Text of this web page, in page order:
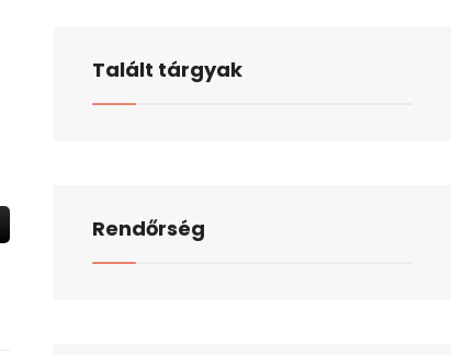
Talált tárgyak
Rendőrség